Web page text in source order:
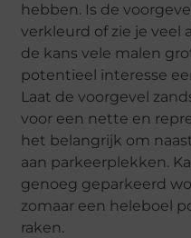
hebben. Is de
verkleurd of zie je veel
de kans vele malen
potentieel interesse
Laat de voorgevel
voor een nette en
het belangrijk om
aan parkeerplekken.
genoeg geparkeerd
zomaar een heleboel
raken.